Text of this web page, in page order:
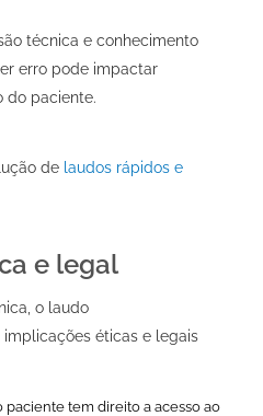
técnica e conhecimento
erro pode impactar
do paciente.
de laudos rápidos e
e legal
o laudo
éticas e legais
paciente tem direito a acesso ao